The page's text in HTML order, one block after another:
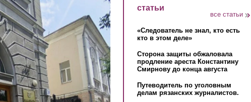
статьи
все статьи
«Следователь не знал, кто есть
кто в этом деле»
Сторона защиты обжаловала
продление ареста Константину
Смирнову до конца августа
Путеводитель по уголовным
делам рязанских журналистов.